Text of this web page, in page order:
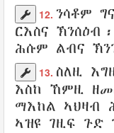
12. ንሳቶም
ርእስና ኽንሰዕብ ፡
ሕሱም ልብና
13. ስለዚ
እስከ ኸምዚ
ማእከል ኣህዛብ
ኣዝዩ ገዚፍ ጉድ